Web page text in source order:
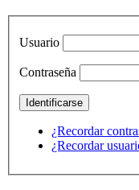
Usuario
Contraseña
¿Recordar
¿Recordar